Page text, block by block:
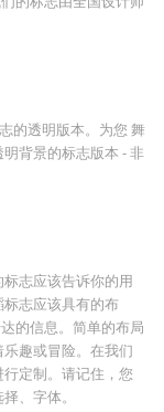
的透明版本。为您 舞
背景的标志版本 - 非
志应该告诉你的用
志应该具有的布
的信息。简单的布局
趣或冒险。在我们
定制。请记住，您
、字体。